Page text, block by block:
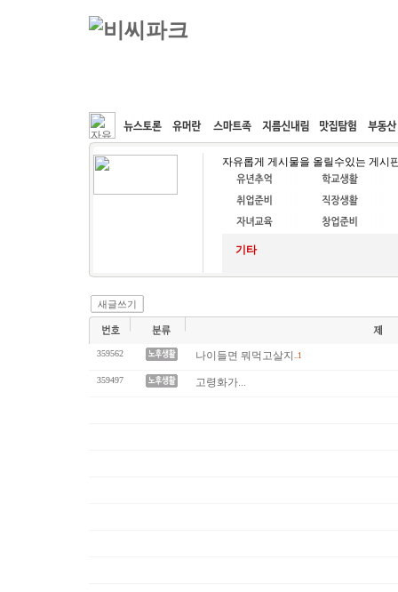
커뮤니티 속도패치 웹호스팅 공동구매
자유롭게 게시물을 올릴수있는 게시
기타
새글쓰기
359562 나이들면 뭐먹고살지 ..1
359497 고령화가...